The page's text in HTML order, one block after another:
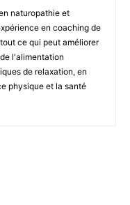
naturopathie et
en coaching de
ce qui peut améliorer
l'alimentation
de relaxation, en
physique et la santé